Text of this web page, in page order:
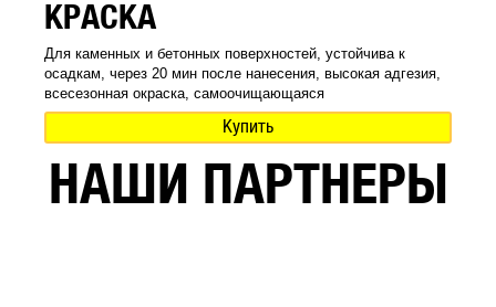
КРАСКА
Для каменных и бетонных поверхностей, устойчива к
осадкам, через 20 мин после нанесения, высокая адгезия,
всесезонная окраска, самоочищающаяся
Купить
НАШИ ПАРТНЕРЫ